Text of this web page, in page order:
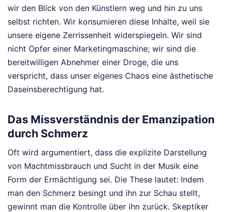
wir den Blick von den Künstlern weg und hin zu uns
selbst richten. Wir konsumieren diese Inhalte, weil sie
unsere eigene Zerrissenheit widerspiegeln. Wir sind
nicht Opfer einer Marketingmaschine; wir sind die
bereitwilligen Abnehmer einer Droge, die uns
verspricht, dass unser eigenes Chaos eine ästhetische
Daseinsberechtigung hat.
Das Missverständnis der Emanzipation
durch Schmerz
Oft wird argumentiert, dass die explizite Darstellung
von Machtmissbrauch und Sucht in der Musik eine
Form der Ermächtigung sei. Die These lautet: Indem
man den Schmerz besingt und ihn zur Schau stellt,
gewinnt man die Kontrolle über ihn zurück. Skeptiker